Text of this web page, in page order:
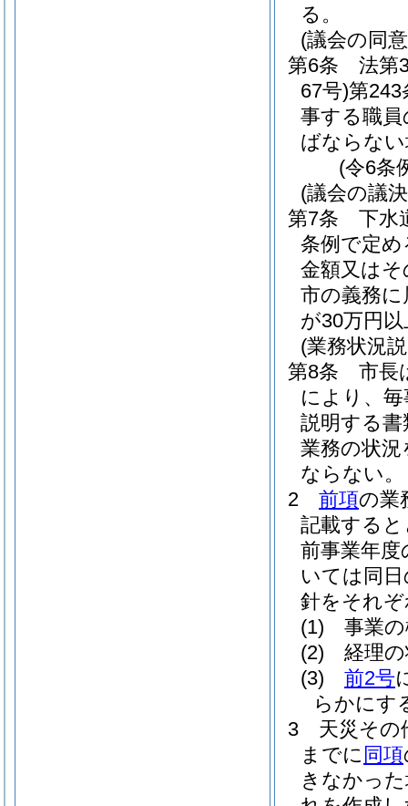
る。
(議会の同
第6条
法第
67号)第243
事する職
ばならな
(令6条
(議会の議
第7条
下水
条例で定
金額又は
市の義務
が30万円
(業務状況
第8条
市長
により、
説明する
業務の状
ならない。
2
前項の業
記載する
前事業年
いては同
針をそれ
(1)
事業
(2)
経理
(3)
前2号
らかにす
3
天災その
までに 同項
きなかっ